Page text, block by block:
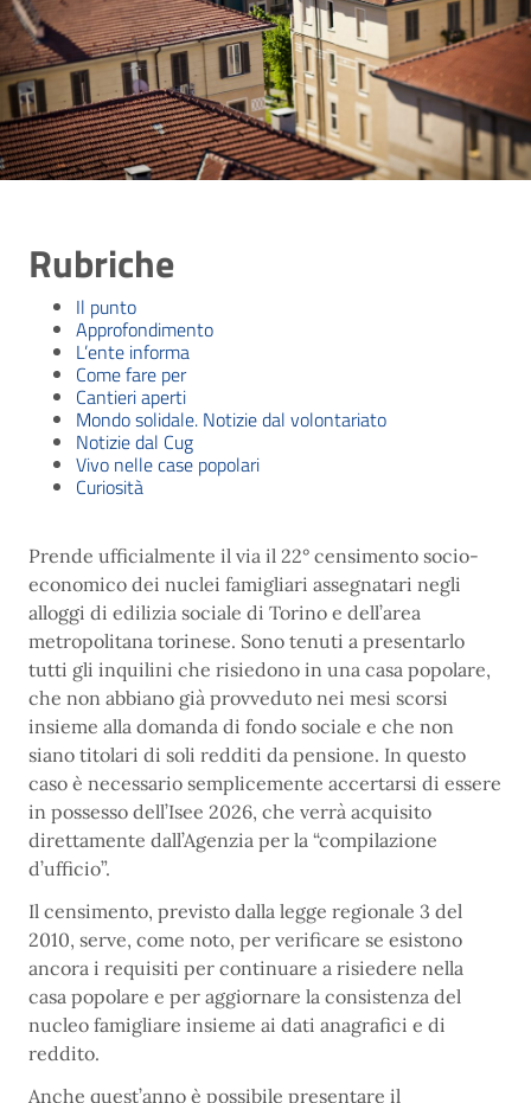
Rubriche
Il punto
Approfondimento
L’ente informa
Come fare per
Cantieri aperti
Mondo solidale. Notizie dal volontariato
Notizie dal Cug
Vivo nelle case popolari
Curiosità
Prende ufficialmente il via il 22° censimento socio-
economico dei nuclei famigliari assegnatari negli
alloggi di edilizia sociale di Torino e dell’area
metropolitana torinese. Sono tenuti a presentarlo
tutti gli inquilini che risiedono in una casa popolare,
che non abbiano già provveduto nei mesi scorsi
insieme alla domanda di fondo sociale e che non
siano titolari di soli redditi da pensione. In questo
caso è necessario semplicemente accertarsi di essere
in possesso dell’Isee 2026, che verrà acquisito
direttamente dall’Agenzia per la “compilazione
d’ufficio”.
Il censimento, previsto dalla legge regionale 3 del
2010, serve, come noto, per verificare se esistono
ancora i requisiti per continuare a risiedere nella
casa popolare e per aggiornare la consistenza del
nucleo famigliare insieme ai dati anagrafici e di
reddito.
Anche quest’anno è possibile presentare il